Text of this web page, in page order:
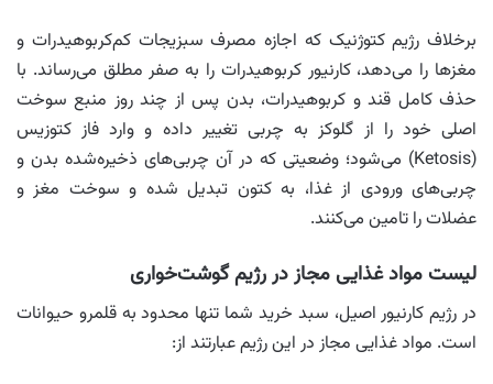
برخلاف رژیم کتوژنیک که اجازه مصرف سبزیجات کم‌کربوهیدرات و
مغزها را می‌دهد، کارنیور کربوهیدرات را به صفر مطلق می‌رساند. با
حذف کامل قند و کربوهیدرات، بدن پس از چند روز منبع سوخت
اصلی خود را از گلوکز به چربی تغییر داده و وارد فاز کتوزیس
(Ketosis) می‌شود؛ وضعیتی که در آن چربی‌های ذخیره‌شده بدن و
چربی‌های ورودی از غذا، به کتون تبدیل شده و سوخت مغز و
عضلات را تامین می‌کنند.
لیست مواد غذایی مجاز در رژیم گوشت‌خواری
در رژیم کارنیور اصیل، سبد خرید شما تنها محدود به قلمرو حیوانات
است. مواد غذایی مجاز در این رژیم عبارتند از: